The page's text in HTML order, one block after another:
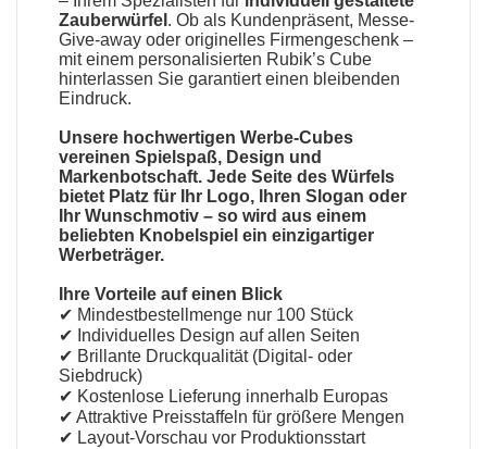
Zauberwürfel . Ob als Kundenpräsent, Messe-
Give-away oder originelles Firmengeschenk –
mit einem personalisierten Rubik’s Cube
hinterlassen Sie garantiert einen bleibenden
Eindruck.
Unsere hochwertigen Werbe-Cubes
vereinen Spielspaß, Design und
Markenbotschaft. Jede Seite des Würfels
bietet Platz für Ihr Logo, Ihren Slogan oder
Ihr Wunschmotiv – so wird aus einem
beliebten Knobelspiel ein einzigartiger
Werbeträger.
Ihre Vorteile auf einen Blick
✔ Mindestbestellmenge nur 100 Stück
✔ Individuelles Design auf allen Seiten
✔ Brillante Druckqualität (Digital- oder
Siebdruck)
✔ Kostenlose Lieferung innerhalb Europas
✔ Attraktive Preisstaffeln für größere Mengen
✔ Layout-Vorschau vor Produktionsstart